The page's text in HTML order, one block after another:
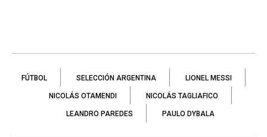
FÚTBOL SELECCIÓN ARGENTINA LIONEL MESSI
NICOLÁS OTAMENDI NICOLÁS TAGLIAFICO
LEANDRO PAREDES PAULO DYBALA